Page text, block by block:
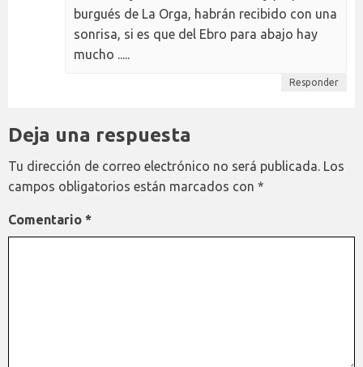
burgués de La Orga, habrán recibido con una
sonrisa, si es que del Ebro para abajo hay
mucho .....
Responder
Deja una respuesta
Tu dirección de correo electrónico no será publicada. Los
campos obligatorios están marcados con *
Comentario *